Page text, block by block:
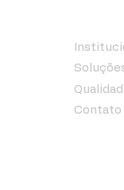
Contato